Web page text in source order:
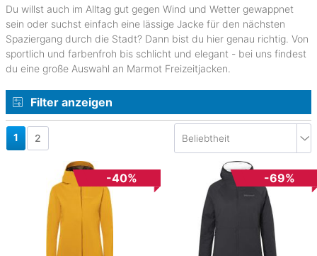
Du willst auch im Alltag gut gegen Wind und Wetter gewappnet
sein oder suchst einfach eine lässige Jacke für den nächsten
Spaziergang durch die Stadt? Dann bist du hier genau richtig. Von
sportlich und farbenfroh bis schlicht und elegant - bei uns findest
du eine große Auswahl an Marmot Freizeitjacken.
Filter anzeigen
1 2
-40% -69%